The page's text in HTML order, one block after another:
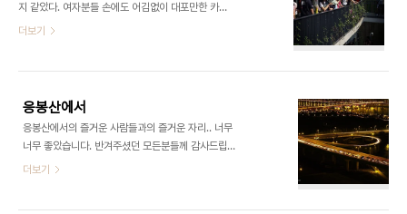
지 같았다. 여자분들 손에도 어김없이 대포만한 카메
라들... 사람들 하나하나도 볼거리중 하나.. 가만히 있
성공.. 사진은 많이 찍지 못했지만...보기 드믄 거리의
느낌이 좋았던 인사동..다음에 갔을땐 좀 더 자세히
바라보고 싶다.. . . . @ 인사동에서 | 060902 [추
억 보관 프로젝트]
더보기
응봉산에서
응봉산에서의 즐거운 사람들과의 즐거운 자리.. 너무
너무 좋았습니다. 반겨주셨던 모든분들께 감사드립
니다. ^^ . . . @ 응봉산에서 | 080902 [추억 보관
더보기